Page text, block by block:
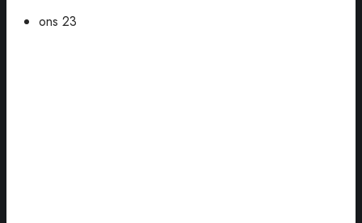
ons 23